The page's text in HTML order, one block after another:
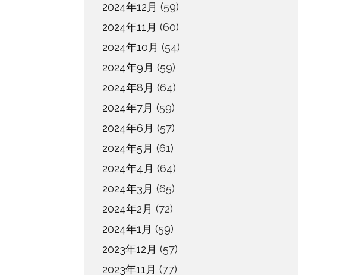
2024年12月 (59)
2024年11月 (60)
2024年10月 (54)
2024年9月 (59)
2024年8月 (64)
2024年7月 (59)
2024年6月 (57)
2024年5月 (61)
2024年4月 (64)
2024年3月 (65)
2024年2月 (72)
2024年1月 (59)
2023年12月 (57)
2023年11月 (77)